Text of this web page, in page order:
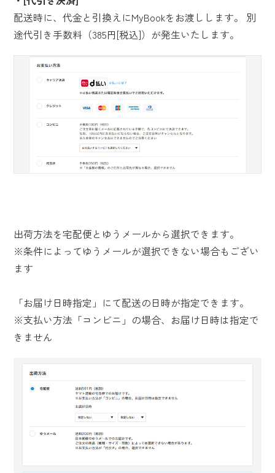
配送時に、代金と引換えにMyBookをお渡しします。 別
途代引き手数料（385円[税込]）が発生いたします。
出荷方法を宅配便とゆうメールから選択できます。
※条件によってゆうメールが選択できない場合もござい
ます
「お届け日時指定」にて配送の日時が指定できます。
※支払い方法「コンビニ」の場合、お届け日時は指定で
きません